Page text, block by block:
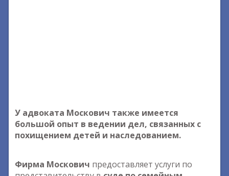
У адвоката Москович также имеется
большой опыт в ведении дел, связанных с
похищением детей и наследованием.
Фирма Москович предоставляет услуги по